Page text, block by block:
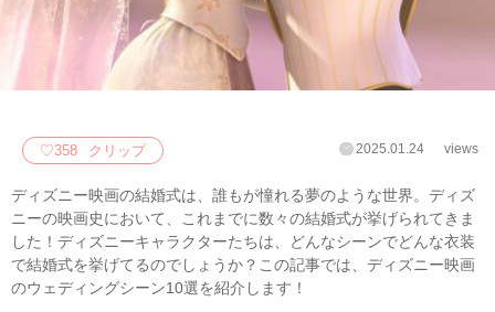
♡358 クリップ 2025.01.24 views
ディズニー映画の結婚式は、誰もが憧れる夢のような世界。ディズ
ニーの映画史において、これまでに数々の結婚式が挙げられてきま
した！ディズニーキャラクターたちは、どんなシーンでどんな衣装
で結婚式を挙げてるのでしょうか？この記事では、ディズニー映画
のウェディングシーン10選を紹介します！